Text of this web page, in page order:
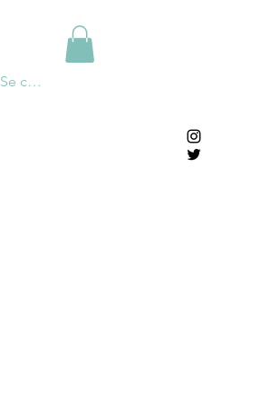
Se connecter